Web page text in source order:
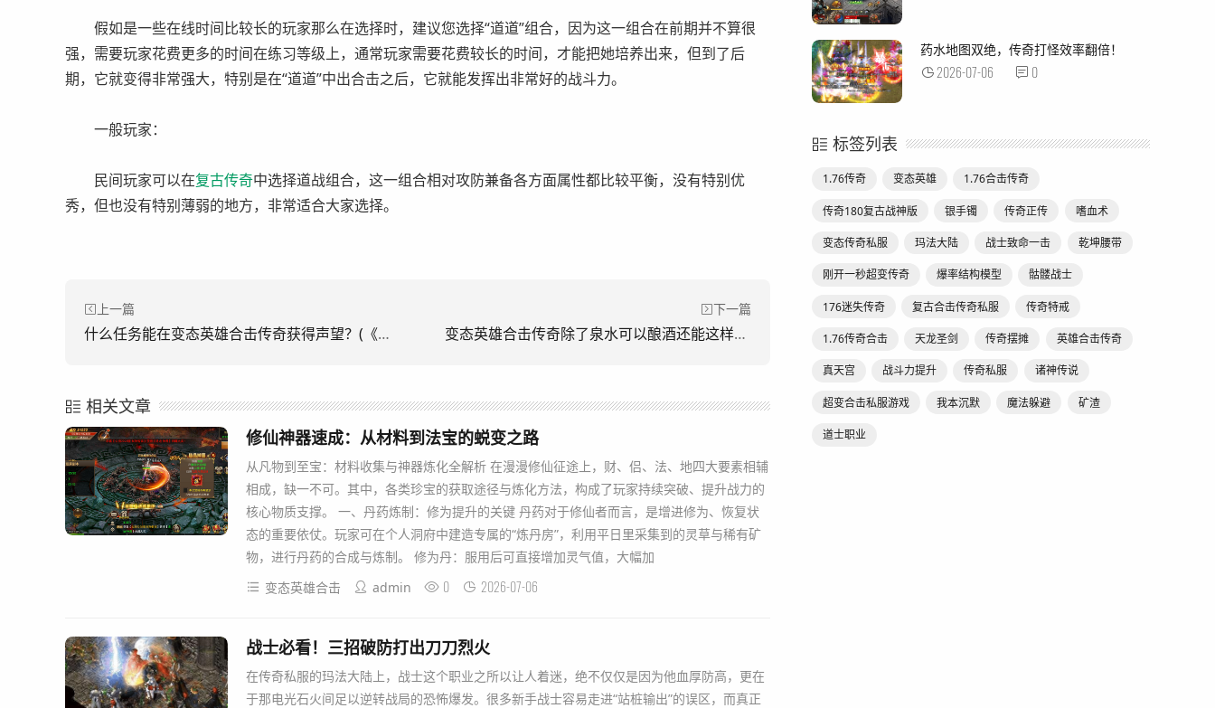
假如是一些在线时间比较长的玩家那么在选择时，建议您选择“道道”组合，因为这一组合在前期并不算很
强，需要玩家花费更多的时间在练习等级上，通常玩家需要花费较长的时间，才能把她培养出来，但到了后
期，它就变得非常强大，特别是在“道道”中出合击之后，它就能发挥出非常好的战斗力。
一般玩家：
民间玩家可以在复古传奇中选择道战组合，这一组合相对攻防兼备各方面属性都比较平衡，没有特别优
秀，但也没有特别薄弱的地方，非常适合大家选择。
上一篇
什么任务能在变态英雄合击传奇获得声望？(《变形英雄出击传奇中哪些任务可以获得声望？)
下一篇
变态英雄合击传奇除了泉水可以酿酒还能这样？(除了可以酿酒的泉水之外，《变形英雄进击传奇还能做什么呢？)
相关文章
修仙神器速成：从材料到法宝的蜕变之路
从凡物到至宝：材料收集与神器炼化全解析 在漫漫修仙征途上，财、侣、法、地四大要素相辅
相成，缺一不可。其中，各类珍宝的获取途径与炼化方法，构成了玩家持续突破、提升战力的
核心物质支撑。 一、丹药炼制：修为提升的关键 丹药对于修仙者而言，是增进修为、恢复状
态的重要依仗。玩家可在个人洞府中建造专属的“炼丹房”，利用平日里采集到的灵草与稀有矿
物，进行丹药的合成与炼制。 修为丹：服用后可直接增加灵气值，大幅加
变态英雄合击
admin 0 2026-07-06
战士必看！三招破防打出刀刀烈火
在传奇私服的玛法大陆上，战士这个职业之所以让人着迷，绝不仅仅是因为他血厚防高，更在
于那电光石火间足以逆转战局的恐怖爆发。很多新手战士容易走进“站桩输出”的误区，而真正
药水地图双绝，传奇打怪效率翻倍！
2026-07-06 0
标签列表
1.76传奇 变态英雄 1.76合击传奇
传奇180复古战神版 银手镯 传奇正传 嗜血术
变态传奇私服 玛法大陆 战士致命一击 乾坤腰带
刚开一秒超变传奇 爆率结构模型 骷髅战士
176迷失传奇 复古合击传奇私服 传奇特戒
1.76传奇合击 天龙圣剑 传奇摆摊 英雄合击传奇
真天宫 战斗力提升 传奇私服 诸神传说
超变合击私服游戏 我本沉默 魔法躲避 矿渣
道士职业